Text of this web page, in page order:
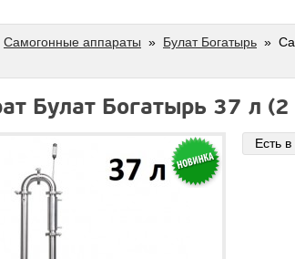
Самогонные аппараты » Булат Богатырь »
Булат Богатырь 37 л
Есть